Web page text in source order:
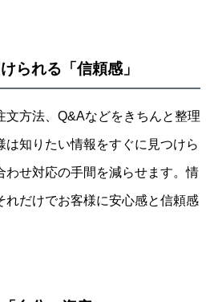
られる「信頼感」
文方法、Q&Aなどをきちんと整理
は知りたい情報をすぐに見つけら
わせ対応の手間を減らせます。情
れだけでお客様に安心感と信頼感